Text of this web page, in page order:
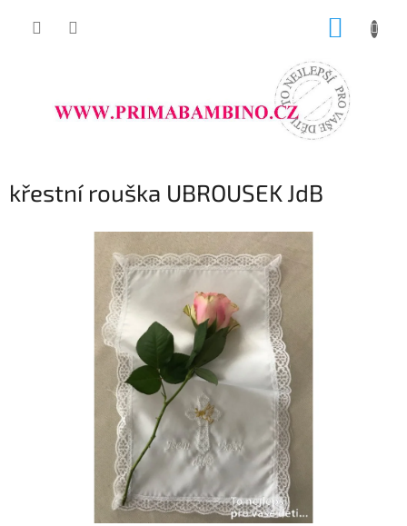
křestní rouška UBROUSEK JdB